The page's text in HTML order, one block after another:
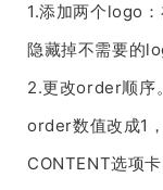
1.添加两个logo
隐藏掉不需要的
2.更改order顺序
order数值改成1
CONTENT选项卡